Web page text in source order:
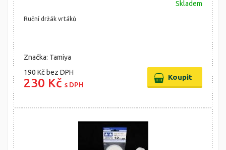
Skladem
Ruční držák vrtáků
Značka: Tamiya
190 Kč bez DPH
230 Kč s DPH